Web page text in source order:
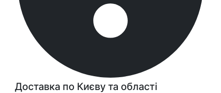
Доставка по Києву та області